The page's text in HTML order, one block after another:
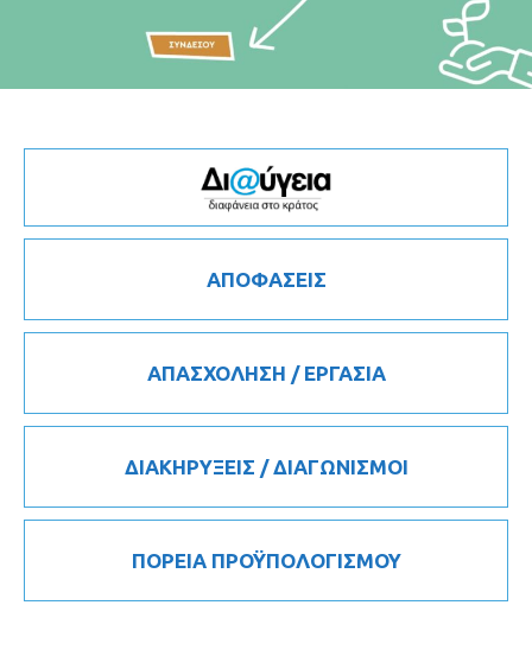
ΑΠΟΦΑΣΕΙΣ
ΑΠΑΣΧΟΛΗΣΗ / ΕΡΓΑΣΙΑ
ΔΙΑΚΗΡΥΞΕΙΣ / ΔΙΑΓΩΝΙΣΜΟΙ
ΠΟΡΕΙΑ ΠΡΟΫΠΟΛΟΓΙΣΜΟΥ